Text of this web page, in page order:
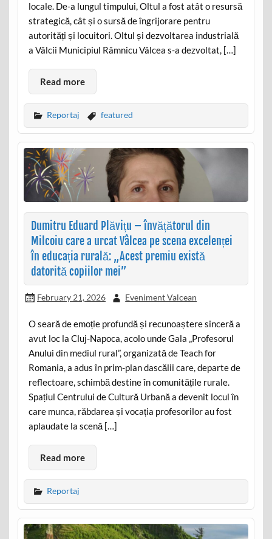
locale. De-a lungul timpului, Oltul a fost atât o resursă
strategică, cât și o sursă de îngrijorare pentru
autorități și locuitori. Oltul și dezvoltarea industrială
a Vâlcii Municipiul Râmnicu Vâlcea s-a dezvoltat, […]
Read more
Reportaj featured
Dumitru Eduard Plăvițu – învățătorul din
Milcoiu care a urcat Vâlcea pe scena excelenței
în educația rurală: „Acest premiu există
datorită copiilor mei”
February 21, 2026 Eveniment Valcean
O seară de emoție profundă și recunoaștere sinceră a
avut loc la Cluj-Napoca, acolo unde Gala „Profesorul
Anului din mediul rural”, organizată de Teach for
Romania, a adus în prim-plan dascălii care, departe de
reflectoare, schimbă destine în comunitățile rurale.
Spațiul Centrului de Cultură Urbană a devenit locul în
care munca, răbdarea și vocația profesorilor au fost
aplaudate la scenă […]
Read more
Reportaj